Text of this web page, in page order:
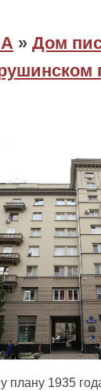
» Дом
плану 1935